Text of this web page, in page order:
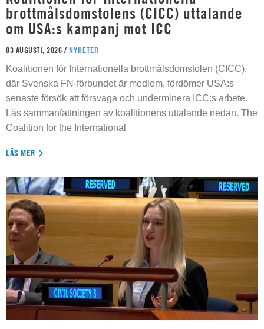
brottmålsdomstolens (CICC) uttalande
om USA:s kampanj mot ICC
03 AUGUSTI, 2026 / NYHETER
Koalitionen för Internationella brottmålsdomstolen (CICC),
där Svenska FN-förbundet är medlem, fördömer USA:s
senaste försök att försvaga och underminera ICC:s arbete.
Läs sammanfattningen av koalitionens uttalande nedan. The
Coalition for the International
LÄS MER